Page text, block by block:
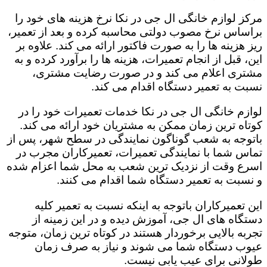
مرکز لوازم خانگی ال جی در نکا نرخ هزینه های خود را
براساس نرخ مصوب دولتی محاسبه کرده و بعد از تعمیر،
ریز هزینه ها را به صورت فاکتور ارائه می کند. علاوه بر
این، قبل از انجام تعمیرات، هزینه ها را برآورد کرده و به
مشتری اعلام می کند و در صورت رضایت مشتری،
نسبت به تعمیر دستگاه اقدام می کند.
لوازم خانگی ال جی در نکا خدمات تعمیرات خود را در
کوتاه ترین زمان ممکن به مشتریان خود ارائه می کند.
باتوجه به شعب گوناگون نمایندگی در سطح شهر، پس از
تماس شما با نمایندگی تعمیرات، تعمیرکاران مجرب در
اسرع وقت از نزدیک ترین شعب به محل شما اعزام شده
و نسبت به تعمیر دستگاه شما اقدام می کنند.
این تعمیرکاران باتوجه به اینکه نسبت به تعمیر کلیه
دستگاه های ال جی، آموزش دیده و در این زمینه از
تجربه بالایی برخوردار هستند در کوتاه ترین زمان، متوجه
عیوب دستگاه شما می شوند و نیاز به صرف زمان
طولانی برای عیب یابی نیست.